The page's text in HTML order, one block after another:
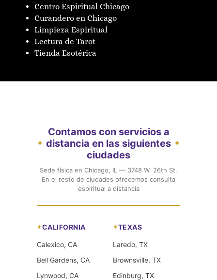
Centro Espiritual Chicago
Curandero en Chicago
Limpieza Espiritual
Lectura de Tarot
Tienda Esotérica
✦
Contamos con servicios a
distancia en las siguientes
ciudades
✦
Sede física en Chicago, IL — 3748 W. 26th St.
En el resto de ciudades ofrecemos consulta
espiritual a distancia
CALIFORNIA
Calexico, CA
Bell Gardens, CA
Lynwood, CA
TEXAS
Laredo, TX
Brownsville, TX
Edinburg, TX